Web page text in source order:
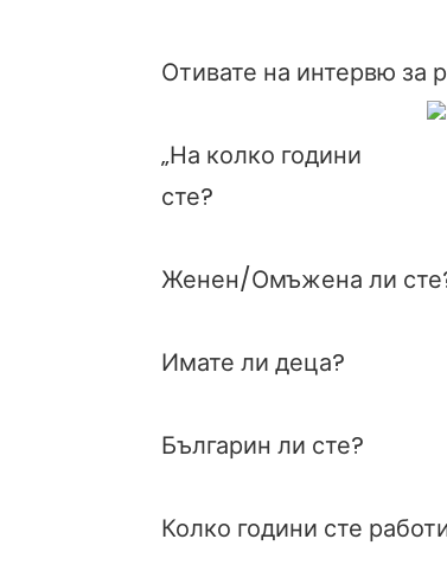
Отивате на интервю за
„На колко години
сте?
Женен/Омъжена ли
Имате ли деца?
Българин ли сте?
Колко години сте